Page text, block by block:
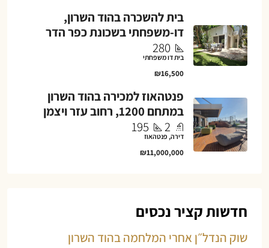
בית להשכרה בהוד השרון,
דו-משפחתי בשכונת כפר הדר
280
בית דו משפחתי
₪16,500
פנטהאוז למכירה בהוד השרון
במתחם 1200, רחוב עזר ויצמן
2
195
דירה, פנטהאוז
₪11,000,000
חדשות קציר נכסים
שוק הנדל״ן אחרי המלחמה בהוד השרון